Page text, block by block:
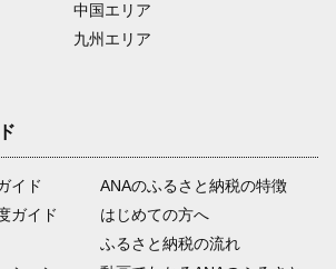
中国エリア
九州エリア
イド
ガイド
ANAのふるさと納税の特徴
はじめての方へ
ふるさと納税の流れ